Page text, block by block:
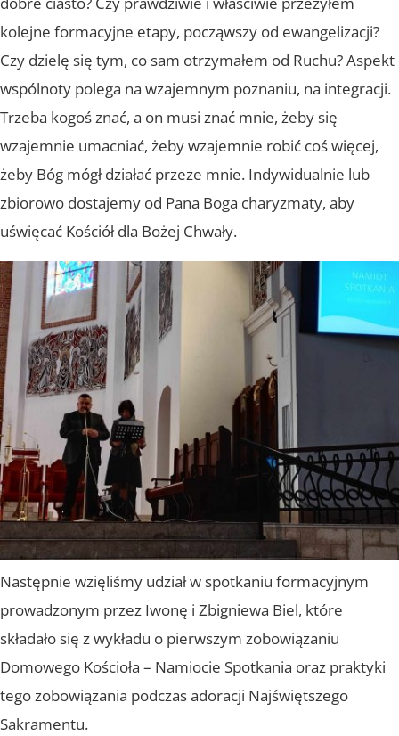
kolejne formacyjne etapy, począwszy od ewangelizacji?
Czy dzielę się tym, co sam otrzymałem od Ruchu? Aspekt
wspólnoty polega na wzajemnym poznaniu, na integracji.
Trzeba kogoś znać, a on musi znać mnie, żeby się
wzajemnie umacniać, żeby wzajemnie robić coś więcej,
żeby Bóg mógł działać przeze mnie. Indywidualnie lub
zbiorowo dostajemy od Pana Boga charyzmaty, aby
uświęcać Kościół dla Bożej Chwały.
Następnie wzięliśmy udział w spotkaniu formacyjnym
prowadzonym przez Iwonę i Zbigniewa Biel, które
składało się z wykładu o pierwszym zobowiązaniu
Domowego Kościoła – Namiocie Spotkania oraz praktyki
tego zobowiązania podczas adoracji Najświętszego
Sakramentu.